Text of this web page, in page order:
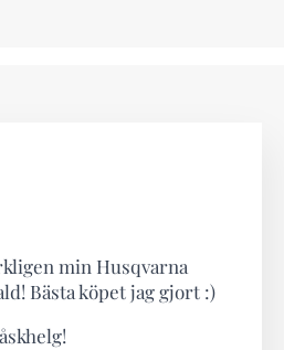
min Husqvarna
Bästa köpet jag gjort :)